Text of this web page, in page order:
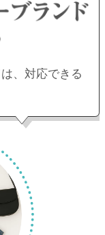
、対応できる